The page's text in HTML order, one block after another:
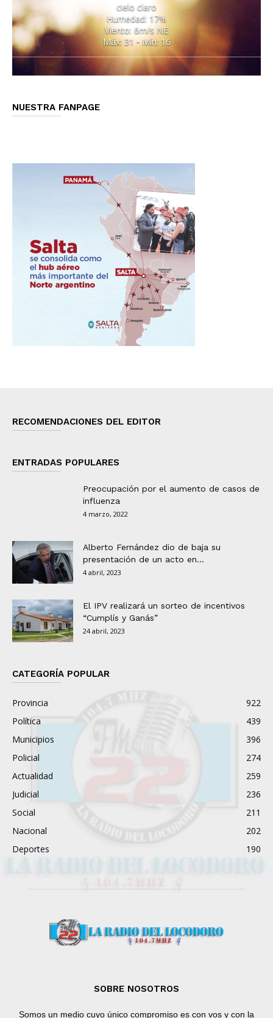
cielo claro
Humedad: 17%
Viento: 6m/s NE
Máx: 31 • Mín: 16
NUESTRA FANPAGE
RECOMENDACIONES DEL EDITOR
ENTRADAS POPULARES
Preocupación por el aumento de casos de
influenza
4 marzo, 2022
Alberto Fernández dio de baja su
presentación de un acto en...
4 abril, 2023
El IPV realizará un sorteo de incentivos
“Cumplís y Ganás”
24 abril, 2023
CATEGORÍA POPULAR
Provincia
922
Política
439
Municipios
396
Policial
274
Actualidad
259
Judicial
236
Social
211
Nacional
202
Deportes
190
SOBRE NOSOTROS
Somos un medio cuyo único compromiso es con vos y con la